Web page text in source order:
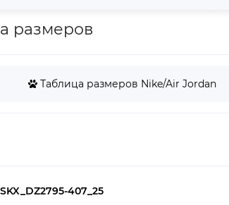
размеров
Таблица размеров Nike/Air Jordan
SKX_DZ2795-407_25